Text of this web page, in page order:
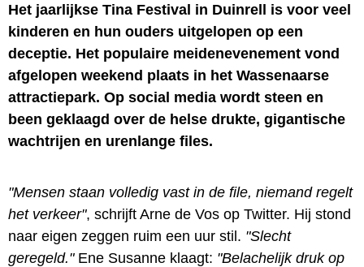
Het jaarlijkse Tina Festival in Duinrell is voor veel
kinderen en hun ouders uitgelopen op een
deceptie. Het populaire meidenevenement vond
afgelopen weekend plaats in het Wassenaarse
attractiepark. Op social media wordt steen en
been geklaagd over de helse drukte, gigantische
wachtrijen en urenlange files.
"Mensen staan volledig vast in de file, niemand regelt
het verkeer", schrijft Arne de Vos op Twitter. Hij stond
naar eigen zeggen ruim een uur stil. "Slecht
geregeld."Ene Susanne klaagt: "Belachelijk druk op